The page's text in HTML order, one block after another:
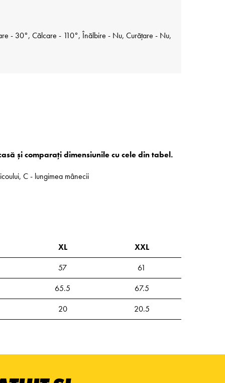
- 30°, Călcare - 110°, Înălbire - Nu, Curățare - Nu,
și comparați dimensiunile cu cele din tabel.
C - lungimea mânecii
XL
XXL
57
61
65.5
67.5
20 20.5